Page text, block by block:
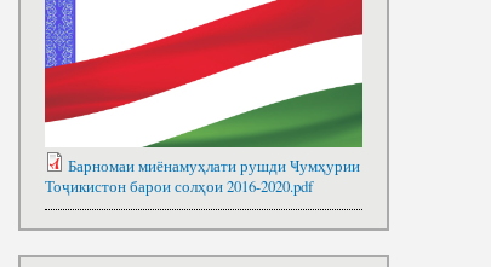
Барномаи миёнамуҳлати рушди Ҹумҳурии
Тоҷикистон барои солҳои 2016-2020.pdf